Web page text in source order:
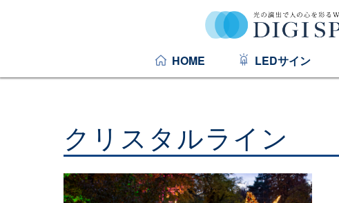
HOME LEDサイン
クリスタルライン